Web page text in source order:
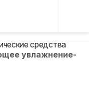
средства
увлажнение-